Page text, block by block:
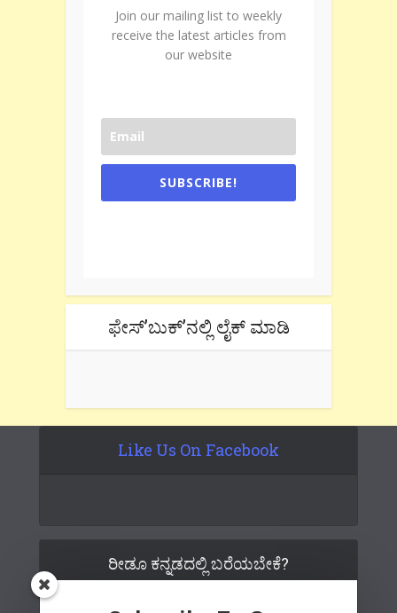
Join our mailing list to weekly
receive the latest articles from
our website
SUBSCRIBE!
ಫೇಸ್’ಬುಕ್’ನಲ್ಲಿ ಲೈಕ್ ಮಾಡಿ
Like Us On Facebook
ರೀಡೂ ಕನ್ನಡದಲ್ಲಿ ಬರೆಯಬೇಕೆ?